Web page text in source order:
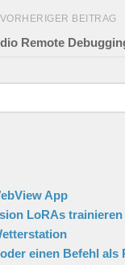
VORHERIGER BEITRAG
Remote
App
LoRAs trainieren
einen Befehl als